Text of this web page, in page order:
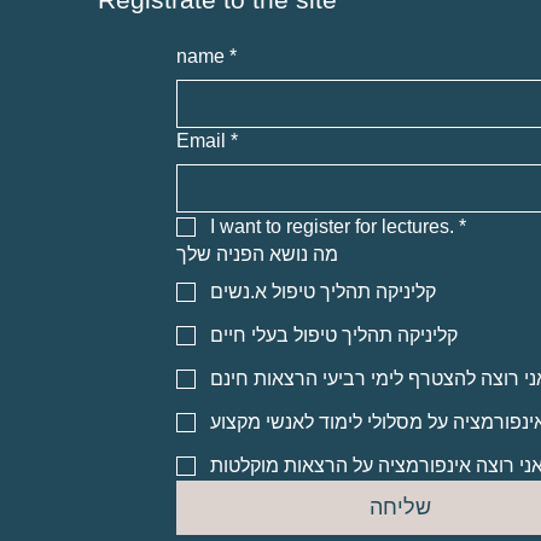
name *
Email *
I want to register for lectures. *
מה נושא הפניה שלך
קליניקה תהליך טיפול א.נשים
קליניקה תהליך טיפול בעלי חיים
רוצה להצטרף לימי רביעי הרצאות חינם
על מסלולי לימוד לאנשי מקצוע
רוצה אינפורמציה על הרצאות מוקלטות
שליחה